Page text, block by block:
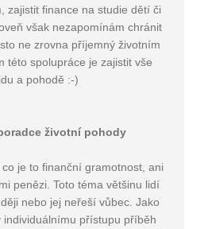
zajistit finance na studie dětí či
však nezapomínám chránit
ne zrovna příjemný životním
této spolupráce je zajistit vše
a pohodě :-)
životní pohody
je to finanční gramotnost, ani
penězi. Toto téma většinu lidí
nebo jej neřeší vůbec. Jako
přístupu příběh